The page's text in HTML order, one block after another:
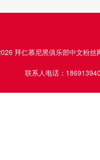
拜仁慕尼黑俱乐部中文粉丝
联系人电话：